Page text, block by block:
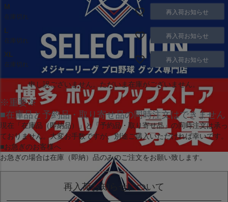
M
在庫切れ
再入荷お知らせ
L
在庫切れ
再入荷お知らせ
XL
在庫切れ
再入荷お知らせ
申し訳ございません。ただいま在庫がございません。
※重要※
■在庫品と予約品・取り寄せ品の同時注文はできません
現在 「在庫品（即納品）」と「予約品・取り寄せ品」 の同時注文は承っ
ておりません。大変お手数ですが、別途ご購入いただければ幸いです。
■お急ぎのお客様へ
お急ぎの場合は在庫（即納）品のみのご注文をお願い致します。
再入荷お知らせについて